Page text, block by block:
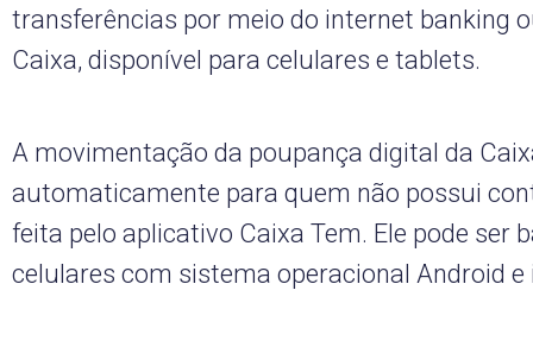
transferências por meio do internet banking
Caixa, disponível para celulares e tablets.
A movimentação da poupança digital da
automaticamente para quem não possui
feita pelo aplicativo Caixa Tem. Ele pode ser
celulares com sistema operacional Android e